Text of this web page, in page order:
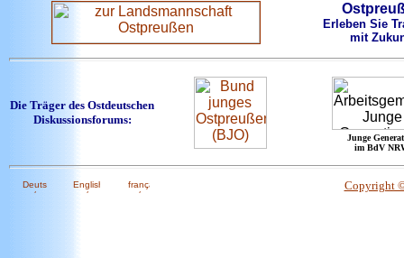
Erleben Sie
mit
Die Träger des Ostdeutschen
Diskussionsforums:
Junge
im BdV
Copyright